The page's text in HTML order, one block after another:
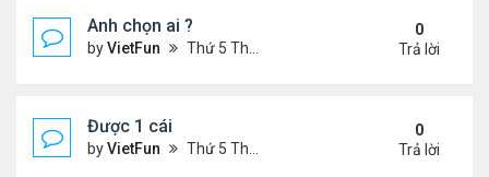
Anh chọn ai ?
byVietFun Thứ 5 Tháng 3 03, 2022 4:56 pm
0
Trả lời
Được 1 cái
byVietFun Thứ 5 Tháng 3 03, 2022 4:44 pm
0
Trả lời